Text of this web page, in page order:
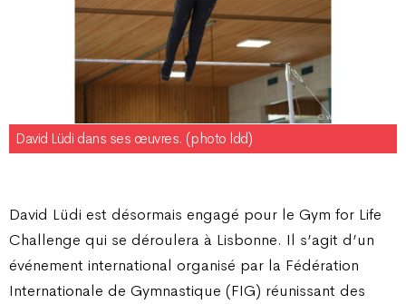
David Lüdi dans ses œuvres. (photo ldd)
David Lüdi est désormais engagé pour le Gym for Life
Challenge qui se déroulera à Lisbonne. Il s’agit d’un
événement international organisé par la Fédération
Internationale de Gymnastique (FIG) réunissant des